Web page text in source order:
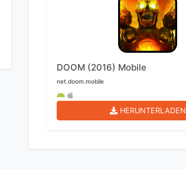
DOOM (2016) Mobile
net.doom.mobile
HERUNTERLADEN